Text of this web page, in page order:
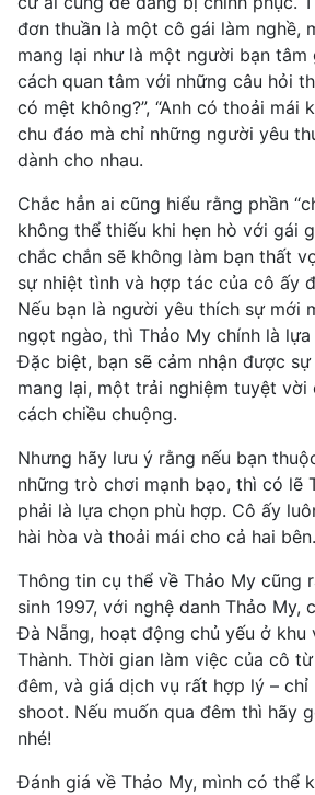
đơn thuần là một cô gái làm nghề,
mang lại như là một người bạn tâm
cách quan tâm với những câu hỏi
có mệt không?”, “Anh có thoải mái
chu đáo mà chỉ những người yêu
dành cho nhau.
Chắc hẳn ai cũng hiểu rằng phần
không thể thiếu khi hẹn hò với gái
chắc chắn sẽ không làm bạn thất
sự nhiệt tình và hợp tác của cô ấy
Nếu bạn là người yêu thích sự mới
ngọt ngào, thì Thảo My chính là lựa
Đặc biệt, bạn sẽ cảm nhận được sự
mang lại, một trải nghiệm tuyệt vời
cách chiều chuộng.
Nhưng hãy lưu ý rằng nếu bạn
những trò chơi mạnh bạo, thì có lẽ
phải là lựa chọn phù hợp. Cô ấy
hài hòa và thoải mái cho cả hai bên.
Thông tin cụ thể về Thảo My cũng
sinh 1997, với nghệ danh Thảo My,
Đà Nẵng, hoạt động chủ yếu ở khu
Thành. Thời gian làm việc của cô
đêm, và giá dịch vụ rất hợp lý –
shoot. Nếu muốn qua đêm thì hãy
nhé!
Đánh giá về Thảo My, mình có thể